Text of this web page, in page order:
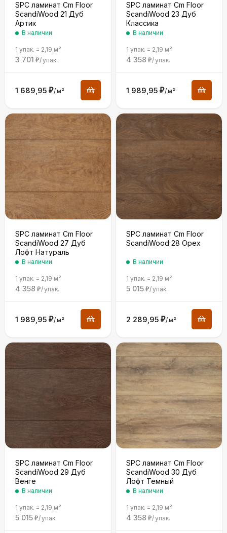
SPC ламинат Cm Floor
ScandiWood 21 Дуб
Артик
В наличии
1 упак. = 2,19 м²
3 701 ₽/упак.
1 689,95 ₽/м²
SPC ламинат Cm Floor
ScandiWood 23 Дуб
Классика
В наличии
1 упак. = 2,19 м²
4 358 ₽/упак.
1 989,95 ₽/м²
SPC ламинат Cm Floor
ScandiWood 27 Дуб
Лофт Натураль
В наличии
1 упак. = 2,19 м²
4 358 ₽/упак.
1 989,95 ₽/м²
SPC ламинат Cm Floor
ScandiWood 28 Орех
В наличии
1 упак. = 2,19 м²
5 015 ₽/упак.
2 289,95 ₽/м²
SPC ламинат Cm Floor
ScandiWood 29 Дуб
Венге
В наличии
1 упак. = 2,19 м²
5 015 ₽/упак.
SPC ламинат Cm Floor
ScandiWood 30 Дуб
Лофт Темный
В наличии
1 упак. = 2,19 м²
4 358 ₽/упак.